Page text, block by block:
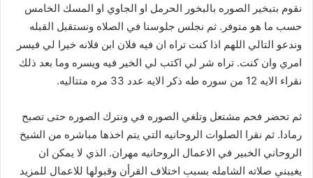
نقوم بتبخير الصوره بالبخور الحرمل او الجاوي او المسك الخامس
حسب ما هو متوفر. ثم نجلس جلوسنا في الصلاه ونستقبل القبله
وندعو التالي اللهم اذا كنت تراه ان فيه فلان ابن فلانه خيرا لي فيسر
امري وان كنت. تراه شر لي اكتب لي الخير فيه ويسره وما بعد ذلك
نقراء الايه 12 من سوره طه ذكر الايه عدد 33 مره متتاليه.
ثم تحضر فحم مشتعل وتلغي الصوره في ونترك الصوره حتى تصبح
رمادا. ثم نقرا الصلوات الروحانيه التي يتم اخذها مباشره من الشيخ
الروحاني الخبير في الاعمال الروحانيه مهران. الذي لا يمكن ان
يغيبني صلاته الشامله بسبب اختلاف القرأن وقبولها للاعمال للمزيد